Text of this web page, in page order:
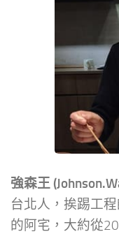
強森王
台北人，挨踢工
的阿宅，大約從